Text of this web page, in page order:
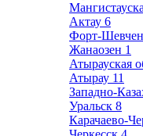
Актау 6
Форт-
Жанаозен 1
Атырауская
Атырау 11
Западно-
Уральск 8
Карачаево-